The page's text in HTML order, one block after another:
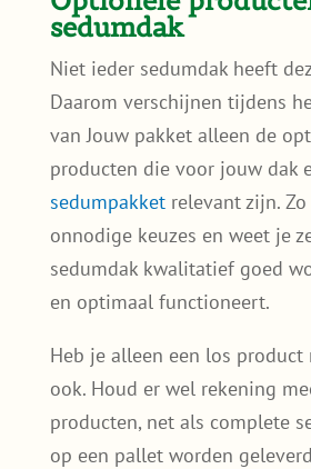
sedumdak
Niet ieder sedumdak heeft
Daarom verschijnen tijdens
van Jouw pakket alleen de
producten die voor jouw dak
sedumpakketrelevant zijn.
onnodige keuzes en weet je
sedumdak kwalitatief goed
en optimaal functioneert.
Heb je alleen een los product
ook. Houd er wel rekening
producten, net als complete
op een pallet worden